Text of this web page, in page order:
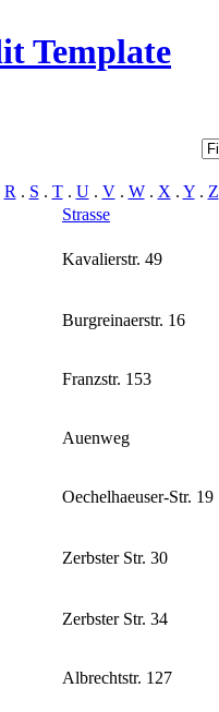
R . S . T. U. V. W. X . Y. Z
Strasse
Kavalierstr. 49
Burgreinaerstr. 16
Franzstr. 153
Auenweg
Oechelhaeuser-Str. 19
Zerbster Str. 30
Zerbster Str. 34
Albrechtstr. 127